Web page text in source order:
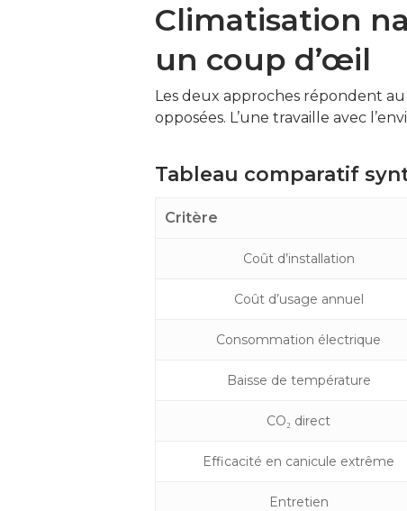
Climatisation
un coup d’œil
Les deux approches répondent
opposées. L’une travaille avec
Tableau comparatif
Critère
Coût d’installation
Coût d’usage annuel
Consommation électrique
Baisse de température
CO₂ direct
Efficacité en canicule extrême
Entretien